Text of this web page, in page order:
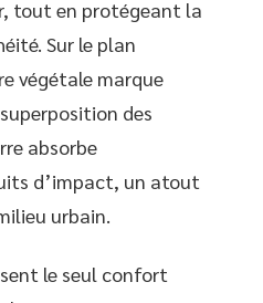
tout en protégeant la
Sur le plan
végétale marque
des
absorbe
d’impact, un atout
urbain.
le seul confort